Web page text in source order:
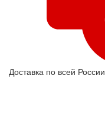
Доставка по всей России